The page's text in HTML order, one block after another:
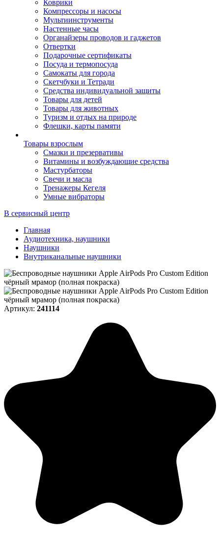
Коврики
Компрессоры и насосы
Мультиинструменты
Настенные часы
Органайзеры проводов и гаджетов
Отвертки
Подарочные сертификаты
Посуда и термопосуда
Самокаты для города
Скетчбуки и Тетради
Средства индивидуальной защиты
Товары для детей
Товары для животных
Туризм и отдых на природе
Флешки, карты памяти
Товары взрослым
Смазки и презервативы
Витамины и возбуждающие средства
Мастурбаторы
Свечи и масла
Тренажеры Кегеля
Умные вибраторы
В сервисный центр
Главная
Аудиотехника, наушники
Наушники
Внутриканальные наушники
Артикул: 241114